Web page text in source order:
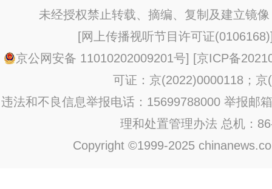
未经授权禁止转载、摘编、复制及建立镜
[网上传播视听节目许可证(0106168)
京公网安备 11010202009201号] [京ICP备
可证：京(2022)0000118；京
违法和不良信息举报电话：15699788000 举报邮
理和处置管理办法 总机：
Copyright ©1999-2025